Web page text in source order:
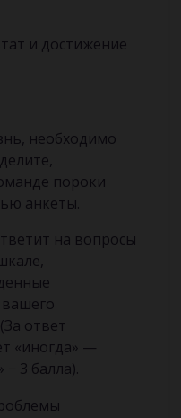
и достижение
необходимо
пороки
анкеты.
на вопросы
ответ
«иногда» —
− 3 балла).